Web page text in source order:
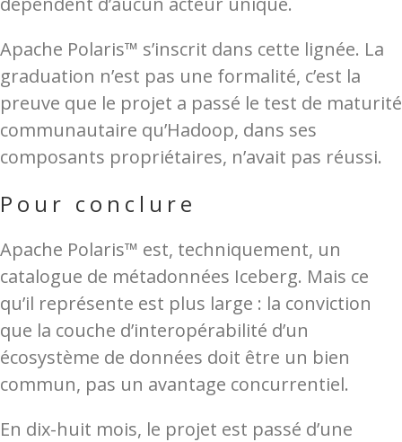
Apache Polaris™ s’inscrit dans cette lignée. La
graduation n’est pas une formalité, c’est la
preuve que le projet a passé le test de maturité
communautaire qu’Hadoop, dans ses
composants propriétaires, n’avait pas réussi.
Pour conclure
Apache Polaris™ est, techniquement, un
catalogue de métadonnées Iceberg. Mais ce
qu’il représente est plus large : la conviction
que la couche d’interopérabilité d’un
écosystème de données doit être un bien
commun, pas un avantage concurrentiel.
En dix-huit mois, le projet est passé d’une